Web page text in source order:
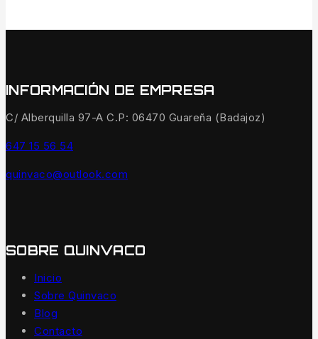
INFORMACIÓN DE EMPRESA
C/ Alberquilla 97-A C.P: 06470 Guareña (Badajoz)
647 15 56 54
quinvaco@outlook.com
SOBRE QUINVACO
Inicio
Sobre Quinvaco
Blog
Contacto